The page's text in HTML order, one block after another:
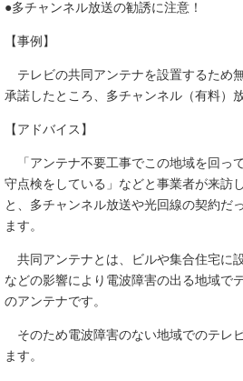
●多チャンネル放送の勧誘に注意！
【事例】
テレビの共同アンテナを設置するため
承諾したところ、多チャンネル（有料）
【アドバイス】
「アンテナ不要工事でこの地域を回っ
守点検をしている」などと事業者が来訪
と、多チャンネル放送や光回線の契約だ
ます。
共同アンテナとは、ビルや集合住宅に
などの影響により電波障害の出る地域で
のアンテナです。
そのため電波障害のない地域でのテレ
ます。